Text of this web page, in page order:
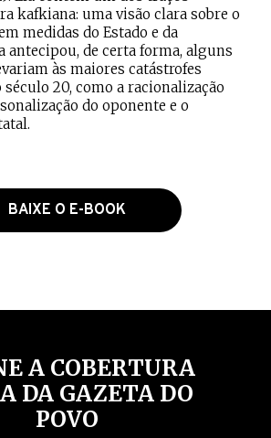
kafkiana: uma visão clara sobre o
medidas do Estado e da
antecipou, de certa forma, alguns
às maiores catástrofes
20, como a racionalização
do oponente e o
BAIXE O E-BOOK
A COBERTURA
DA GAZETA DO
POVO